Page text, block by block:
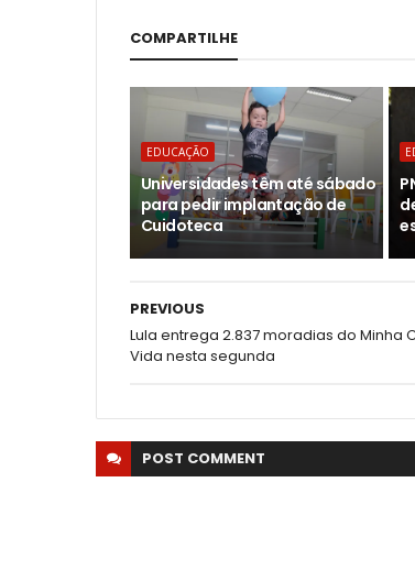
COMPARTILHE
EDUCAÇÃO
Universidades têm até sábado
para pedir implantação de
Cuidoteca
PREVIOUS
Lula entrega 2.837 moradias do Minha
Vida nesta segunda
POST COMMENT